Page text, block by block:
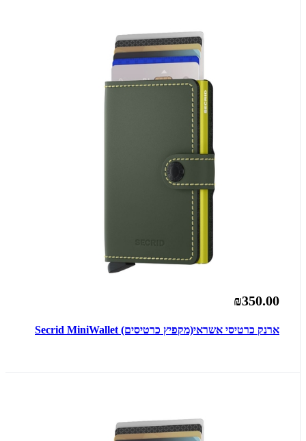
₪350.00
ארנק כרטיסי אשראי(מקפיץ כרטיסים) Secrid MiniWallet